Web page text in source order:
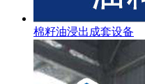
棉籽油浸出成套设备